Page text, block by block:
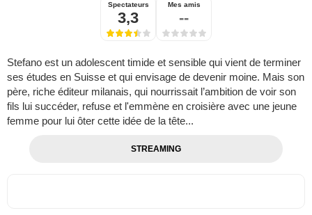
Spectateurs
3,3
Mes amis
--
Stefano est un adolescent timide et sensible qui vient de terminer
ses études en Suisse et qui envisage de devenir moine. Mais son
père, riche éditeur milanais, qui nourrissait l’ambition de voir son
fils lui succéder, refuse et l'emmène en croisière avec une jeune
femme pour lui ôter cette idée de la tête...
STREAMING